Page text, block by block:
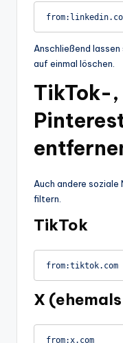
Anschließend
auf einmal löschen.
TikTok-
Auch andere
filtern.
TikTok
from:tiktok.com
X
from:x.com